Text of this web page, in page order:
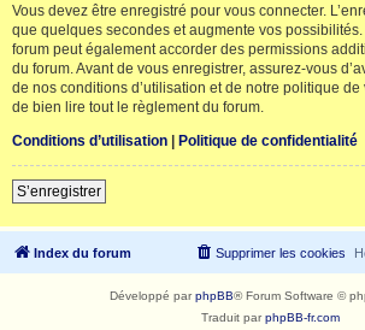
Vous devez être enregistré pour vous connecter.
que quelques secondes et augmente vos possibilités.
forum peut également accorder des permissions
du forum. Avant de vous enregistrer, assurez-vous
de nos conditions d’utilisation et de notre politique
de bien lire tout le règlement du forum.
Conditions d’utilisation | Politique de confidentialité
S’enregistrer
Index du forum Supprimer les cookies
Développé parphpBB® Forum Software ©
Traduit parphpBB-fr.com